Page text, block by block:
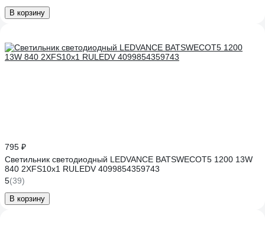
В корзину
795 ₽
Светильник светодиодный LEDVANCE BATSWECOT5 1200 13W
840 2XFS10x1 RULEDV 4099854359743
5(39)
В корзину